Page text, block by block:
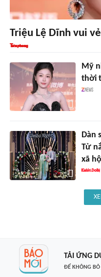
Triệu Lệ Dĩnh vui
Mỹ
thời
Dàn
Tử
xã
TẢI ỨNG
ĐỂ KHÔNG BỎ